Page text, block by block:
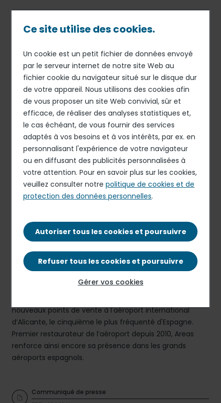
principal
Fil
d'Ariane
05 FÉV 19 RESTAURATION DE CONCESSION
Areas renforce sa position
de premier restaurateur à
l’aéroport international
d’Alicante
Areas, la marque mondiale de restauration de
nouveaux points de vente à l'aéroport international
d’Alicante, le cinquième le plus fréquenté d'Espagne.
Premier restaurateur de l’aéroport depuis 2010, Areas
renforce ainsi encore sa présence dans les grands
aéroports espagnols.
Communiqué de presse
Ce site utilise des cookies.
Un cookie est un petit fichier de données envoyé
par le serveur internet de notre site Web au
fichier cookie du navigateur situé sur le disque dur
de votre appareil. Nous utilisons des cookies afin
de vous proposer un site Web convivial, sûr et
efficace, de réaliser des analyses statistiques et,
le cas échéant, de vous fournir des services
adaptés à vos besoins et à vos intérêts, par ex. en
personnalisant l'expérience de votre navigateur
ou en diffusant des publicités personnalisées à
votre attention. Pour en savoir plus sur les cookies,
veuillez consulter notrepolitique de cookies et de
protection des données personnelles.
Autoriser tous les cookies et poursuivre
Refuser tous les cookies et poursuivre
Gérer vos cookies